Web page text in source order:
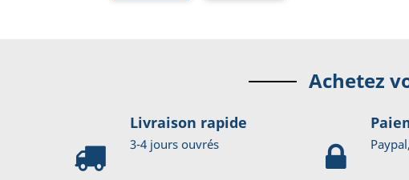
Achetez
Livraison rapide
3-4 jours ouvrés